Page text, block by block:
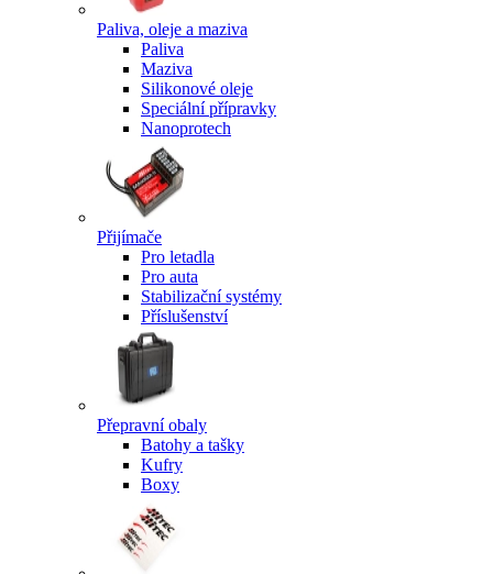
Paliva, oleje a maziva
Paliva
Maziva
Silikonové oleje
Speciální přípravky
Nanoprotech
Přijímače
Pro letadla
Pro auta
Stabilizační systémy
Příslušenství
Přepravní obaly
Batohy a tašky
Kufry
Boxy